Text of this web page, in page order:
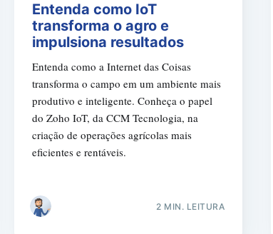
Entenda como IoT
transforma o agro e
impulsiona resultados
Entenda como a Internet das Coisas
transforma o campo em um ambiente mais
produtivo e inteligente. Conheça o papel
do Zoho IoT, da CCM Tecnologia, na
criação de operações agrícolas mais
eficientes e rentáveis.
2 MIN. LEITURA